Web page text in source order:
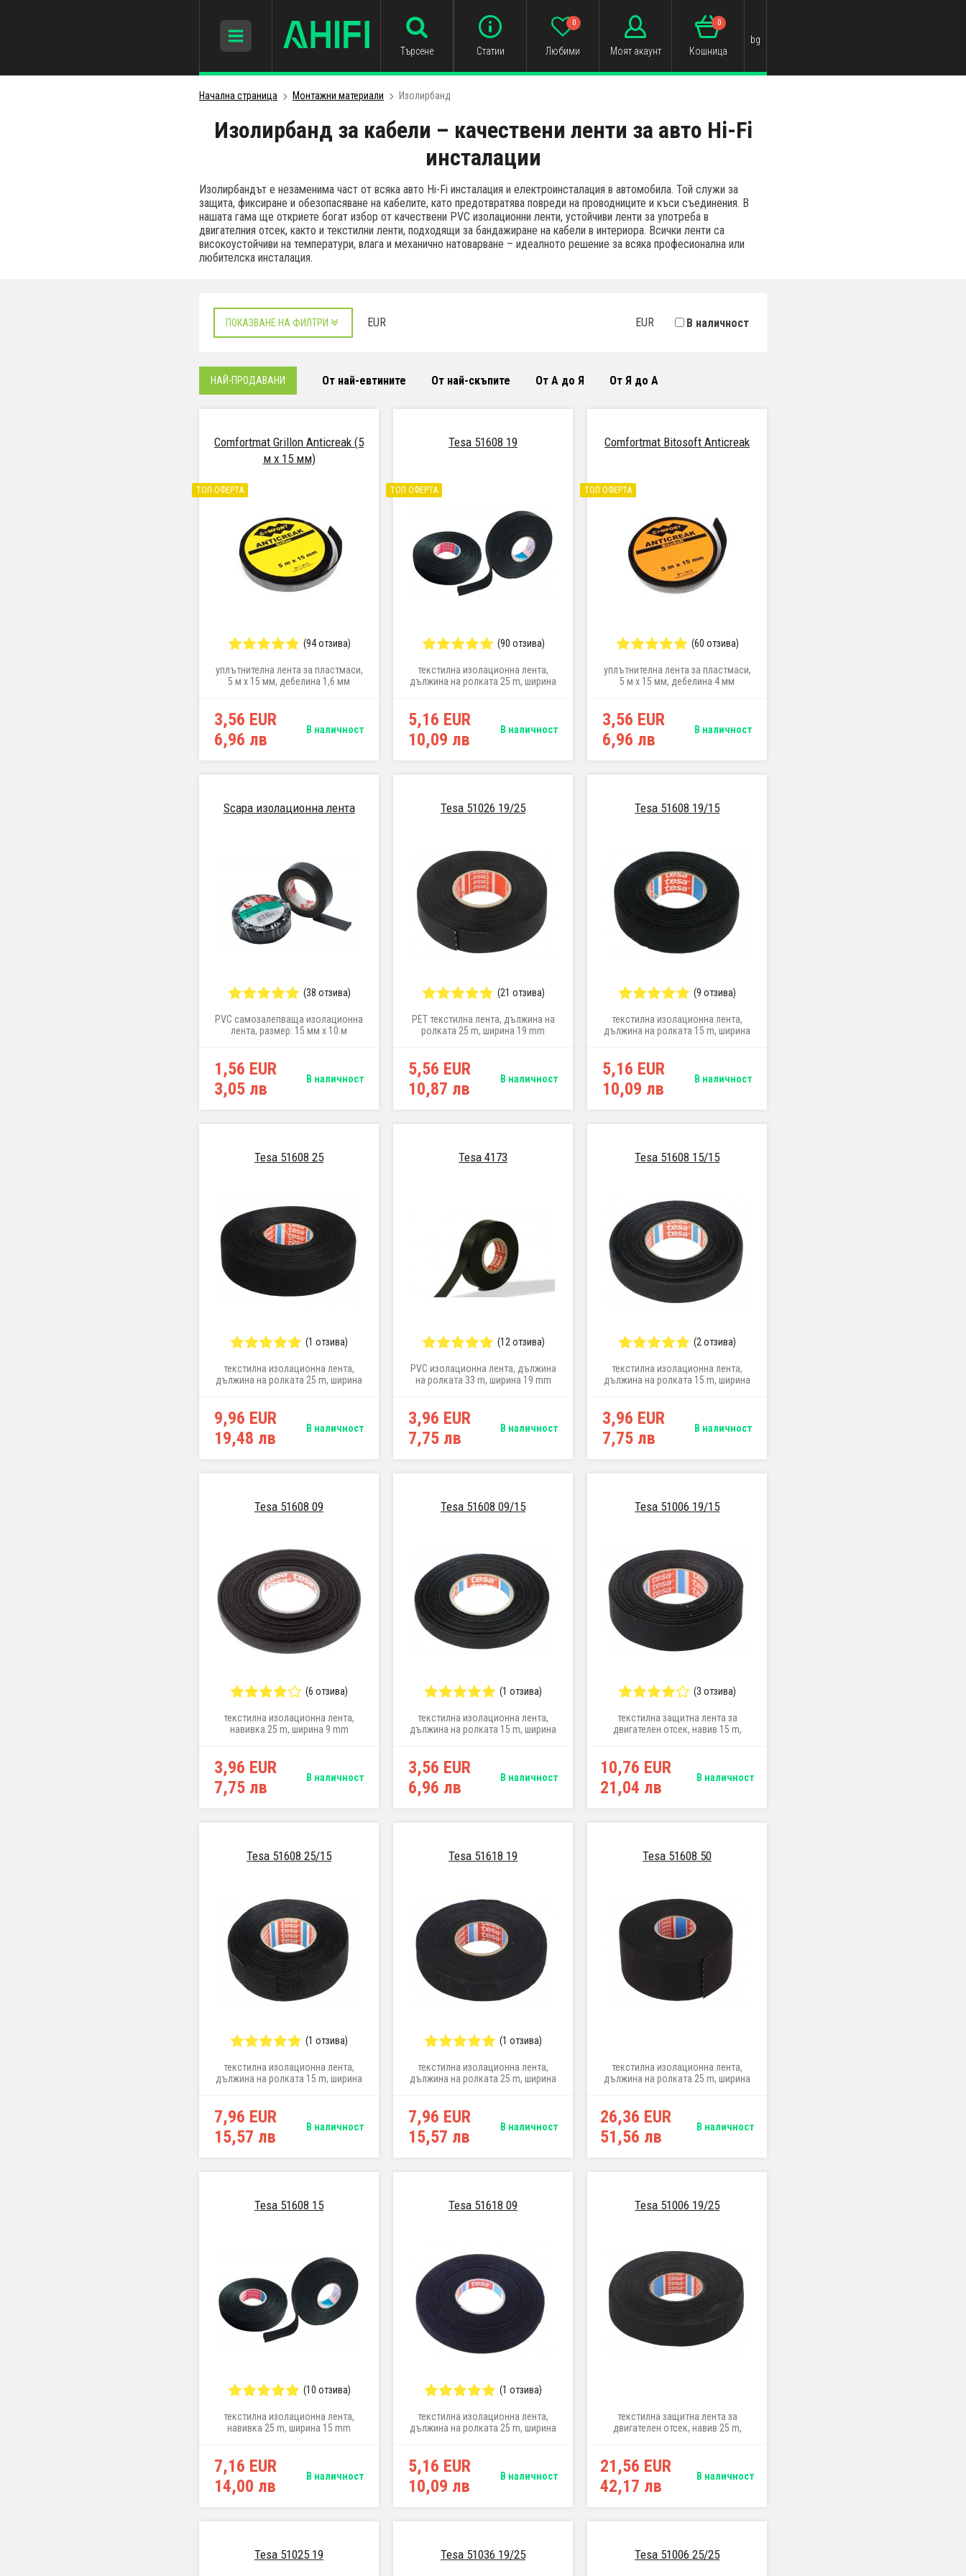
Търсене Статии Любими
0
Моят акаунт Кошница
0
bg
Начална страница Монтажни материали Изолирбанд
Изолирбанд за кабели – качествени ленти за авто Hi-Fi
инсталации
Изолирбандът е незаменима част от всяка авто Hi-Fi инсталация и електроинсталация в автомобила. Той служи за
защита, фиксиране и обезопасяване на кабелите, като предотвратява повреди на проводниците и къси съединения. В
нашата гама ще откриете богат избор от качествени PVC изолационни ленти, устойчиви ленти за употреба в
двигателния отсек, както и текстилни ленти, подходящи за бандажиране на кабели в интериора. Всички ленти са
високоустойчиви на температури, влага и механично натоварване – идеалното решение за всяка професионална или
любителска инсталация.
ПОКАЗВАНЕ НА ФИЛТРИ EUR EUR В наличност
НАЙ-ПРОДАВАНИ От най-евтините От най-скъпите От А до Я От Я до А
Comfortmat Grillon Anticreak (5
м x 15 мм)
ТОП ОФЕРТА
(94 отзива)
уплътнителна лента за пластмаси,
5 м x 15 мм, дебелина 1,6 мм
3,56 EUR
6,96 лв
В наличност
Tesa 51608 19
ТОП ОФЕРТА
(90 отзива)
текстилна изолационна лента,
дължина на ролката 25 m, ширина
5,16 EUR
10,09 лв
В наличност
Comfortmat Bitosoft Anticreak
ТОП ОФЕРТА
(60 отзива)
уплътнителна лента за пластмаси,
5 м x 15 мм, дебелина 4 мм
3,56 EUR
6,96 лв
В наличност
Scapa изолационна лента
(38 отзива)
PVC самозалепваща изолационна
лента, размер: 15 мм x 10 м
1,56 EUR
3,05 лв
В наличност
Tesa 51026 19/25
(21 отзива)
PET текстилна лента, дължина на
ролката 25 m, ширина 19 mm
5,56 EUR
10,87 лв
В наличност
Tesa 51608 19/15
(9 отзива)
текстилна изолационна лента,
дължина на ролката 15 m, ширина
5,16 EUR
10,09 лв
В наличност
Tesa 51608 25
(1 отзива)
текстилна изолационна лента,
дължина на ролката 25 m, ширина
9,96 EUR
19,48 лв
В наличност
Tesa 4173
(12 отзива)
PVC изолационна лента, дължина
на ролката 33 m, ширина 19 mm
3,96 EUR
7,75 лв
В наличност
Tesa 51608 15/15
(2 отзива)
текстилна изолационна лента,
дължина на ролката 15 m, ширина
3,96 EUR
7,75 лв
В наличност
Tesa 51608 09
(6 отзива)
текстилна изолационна лента,
навивка 25 m, ширина 9 mm
3,96 EUR
7,75 лв
В наличност
Tesa 51608 09/15
(1 отзива)
текстилна изолационна лента,
дължина на ролката 15 m, ширина
3,56 EUR
6,96 лв
В наличност
Tesa 51006 19/15
(3 отзива)
текстилна защитна лента за
двигателен отсек, навив 15 m,
10,76 EUR
21,04 лв
В наличност
Tesa 51608 25/15
(1 отзива)
текстилна изолационна лента,
дължина на ролката 15 m, ширина
7,96 EUR
15,57 лв
В наличност
Tesa 51618 19
(1 отзива)
текстилна изолационна лента,
дължина на ролката 25 m, ширина
7,96 EUR
15,57 лв
В наличност
Tesa 51608 50
текстилна изолационна лента,
дължина на ролката 25 m, ширина
26,36 EUR
51,56 лв
В наличност
Tesa 51608 15
(10 отзива)
текстилна изолационна лента,
навивка 25 m, ширина 15 mm
7,16 EUR
14,00 лв
В наличност
Tesa 51618 09
(1 отзива)
текстилна изолационна лента,
дължина на ролката 25 m, ширина
5,16 EUR
10,09 лв
В наличност
Tesa 51006 19/25
текстилна защитна лента за
двигателен отсек, навив 25 m,
21,56 EUR
42,17 лв
В наличност
Tesa 51025 19 Tesa 51036 19/25 Tesa 51006 25/25